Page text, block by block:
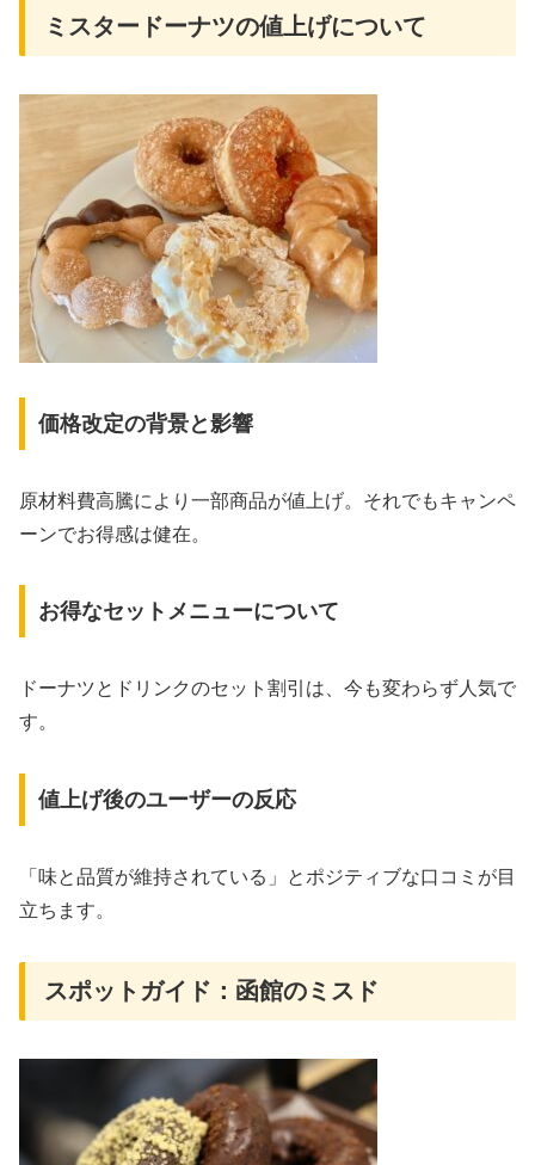
ミスタードーナツの値上げについて
価格改定の背景と影響
原材料費高騰により一部商品が値上げ。それでもキャンペ
ーンでお得感は健在。
お得なセットメニューについて
ドーナツとドリンクのセット割引は、今も変わらず人気で
す。
値上げ後のユーザーの反応
「味と品質が維持されている」とポジティブな口コミが目
立ちます。
スポットガイド：函館のミスド